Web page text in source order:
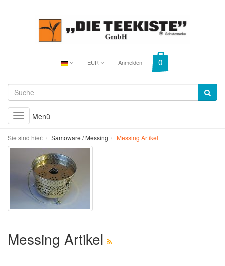
EUR Anmelden
Toggle
navigation
Menü
Sie sind hier: Samoware / Messing Messing Artikel
Messing Artikel